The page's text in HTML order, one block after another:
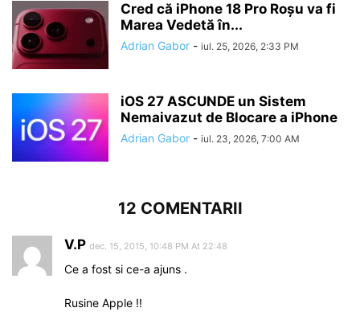
Cred că iPhone 18 Pro Roșu va fi
Marea Vedetă în...
Adrian Gabor - iul. 25, 2026, 2:33 PM
iOS 27 ASCUNDE un Sistem
Nemaivazut de Blocare a iPhone
Adrian Gabor - iul. 23, 2026, 7:00 AM
12 COMENTARII
V.P dec. 15, 2015, 10:48 PM At 22:48
Ce a fost si ce-a ajuns .
Rusine Apple !!